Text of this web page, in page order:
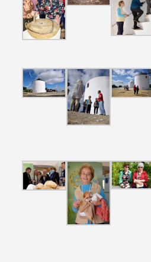
Termo de Pesquisa
Categorias gerais